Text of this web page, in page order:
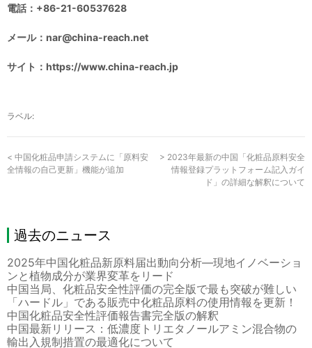
電話：+86-21-60537628
メール：nar@china-reach.net
サイト：https://www.china-reach.jp
ラベル:
< 中国化粧品申請システムに「原料安
全情報の自己更新」機能が追加
> 2023年最新の中国「化粧品原料安全
情報登録プラットフォーム記入ガイ
ド」の詳細な解釈について
過去のニュース
2025年中国化粧品新原料届出動向分析―現地イノベーショ
ンと植物成分が業界変革をリード
中国当局、化粧品安全性評価の完全版で最も突破が難しい
「ハードル」である販売中化粧品原料の使用情報を更新！
中国化粧品安全性評価報告書完全版の解釈
中国最新リリース：低濃度トリエタノールアミン混合物の
輸出入規制措置の最適化について